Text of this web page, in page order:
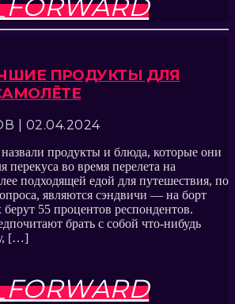
ПРОДУКТЫ ДЛЯ
| 02.04.2024
продукты и блюда, которые они
во время перелета на
подходящей едой для путешествия, по
являются сэндвичи — на борт
55 процентов респондентов.
брать с собой что-нибудь
[…]